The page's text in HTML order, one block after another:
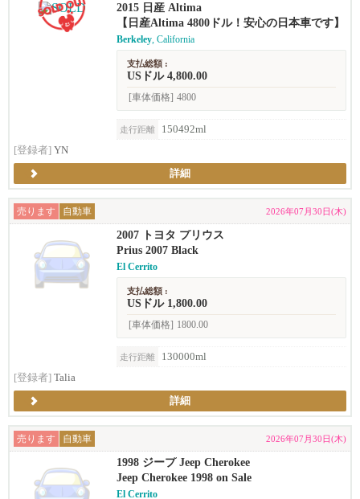
2015 日産 Altima
【日産Altima 4800ドル！安心の日本車です】
Berkeley, California
支払総額 :
USドル 4,800.00
[車体価格] 4800
走行距離
150492ml
[登録者] YN
詳細
売ります 自動車 2026年07月30日(木)
2007 トヨタ プリウス
Prius 2007 Black
El Cerrito
支払総額 :
USドル 1,800.00
[車体価格] 1800.00
走行距離
130000ml
[登録者] Talia
詳細
売ります 自動車 2026年07月30日(木)
1998 ジープ Jeep Cherokee
Jeep Cherokee 1998 on Sale
El Cerrito